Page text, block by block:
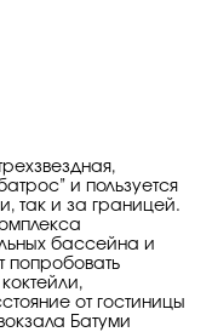
и пользуется
так и за границей.
бассейна и
попробовать
от гостиницы
Батуми